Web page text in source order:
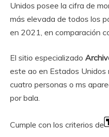
Unidos posee la cifra de
más elevada de todos los
en 2021, en comparación
El sitio especializado
este ao en Estados
cuatro personas o ms
por bala.
Cumple con los criterios de